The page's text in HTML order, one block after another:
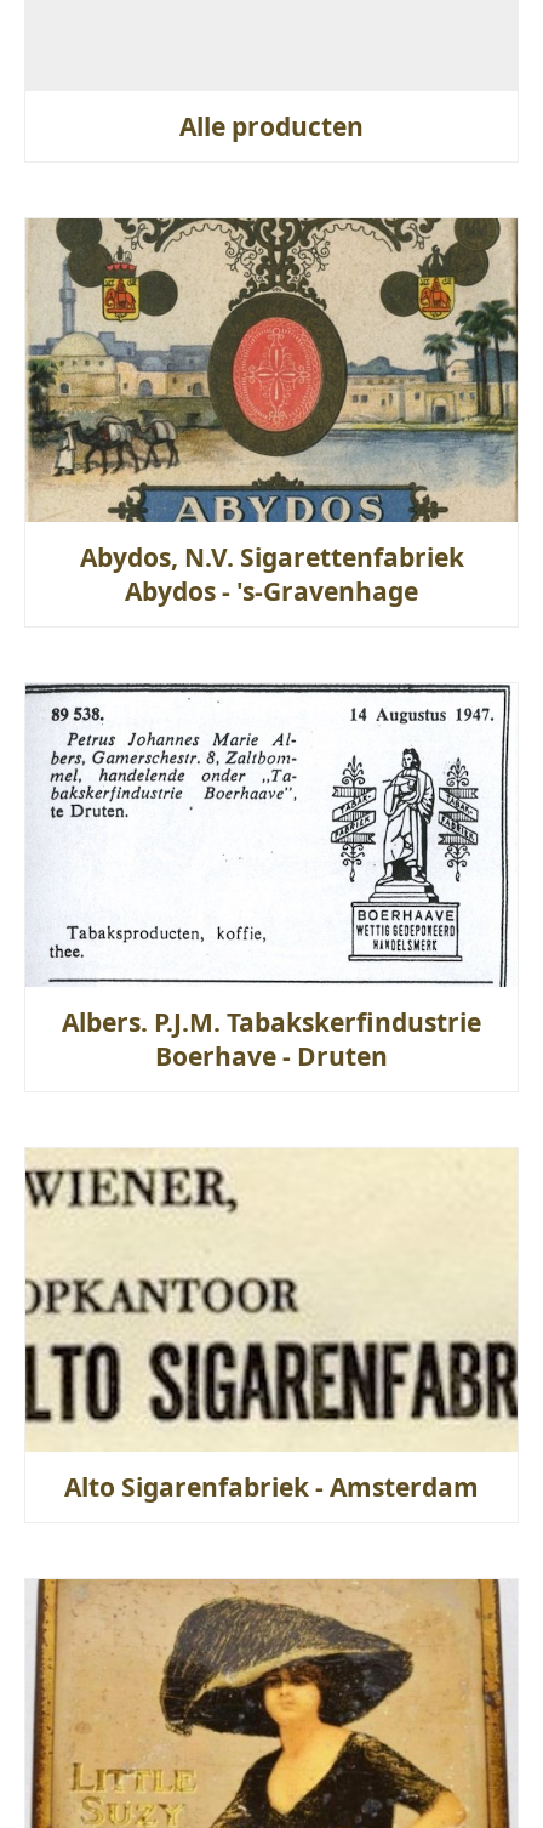
Alle producten
Abydos, N.V. Sigarettenfabriek
Abydos - 's-Gravenhage
Albers. P.J.M. Tabakskerfindustrie
Boerhave - Druten
Alto Sigarenfabriek - Amsterdam